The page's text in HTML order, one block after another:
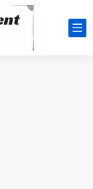
f08c47fec0942fa0